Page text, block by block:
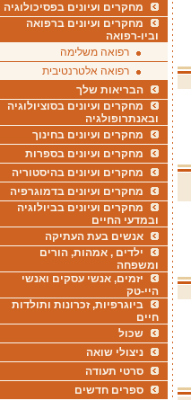
מחקרים ועיונים בפסיכולוגיה
מחקרים ועיונים ברפואה
וביו-רפואה
רפואה משלימה
רפואה אלטרנטיבית
הבריאות שלך
מחקרים ועיונים בסוציולוגיה
ובאנתרופולגיה
מחקרים ועיונים בחינוך
מחקרים ועיונים בספרות
מחקרים ועיונים בהיסטוריה
מחקרים ועיונים בדמוגרפיה
מחקרים ועיונים בביולוגיה
ובמדעי החיים
אנשים בעת העתיקה
ילדים , אמהות, הורים
ומשפחה
יזמים, אנשי עסקים ואנשי
היי-טק
ביוגרפיות, זכרונות ותולדות
חיים
שכול
ניצולי שואה
סרטי תעודה
ספרים חדשים